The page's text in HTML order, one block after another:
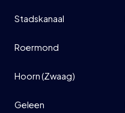
Stadskanaal
Roermond
Hoorn (Zwaag)
Geleen